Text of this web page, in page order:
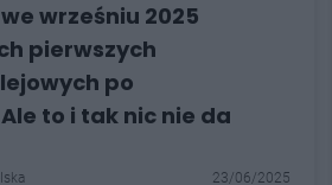
wrześniu 2025
pierwszych
po
to i tak nic nie da
23/06/2025